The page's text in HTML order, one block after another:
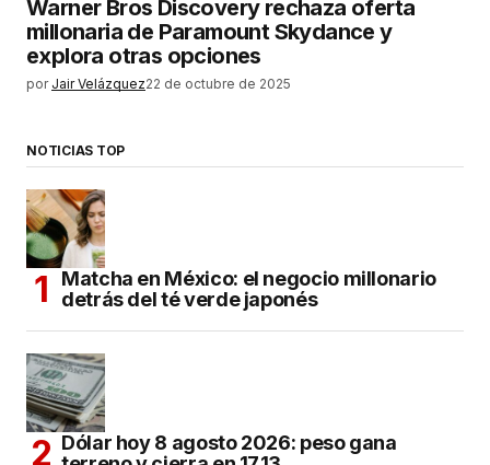
Warner Bros Discovery rechaza oferta
millonaria de Paramount Skydance y
explora otras opciones
por Jair Velázquez22 de octubre de 2025
NOTICIAS TOP
Matcha en México: el negocio millonario
detrás del té verde japonés
Dólar hoy 8 agosto 2026: peso gana